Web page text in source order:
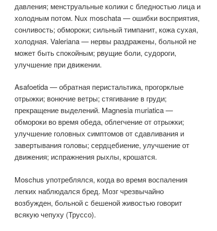
давления; менструальные колики с бледностью лица и
холодным потом. Nux moschata — ошибки восприятия,
сонливость; обмороки; сильный тимпанит, кожа сухая,
холодная. Valeriana — нервы раздражены, больной не
может быть спокойным; рвущие боли, судороги,
улучшение при движении.
Asafoetida — обратная перистальтика, прогорклые
отрыжки; вонючие ветры; стягивание в груди;
прекращение выделений. Magnesia muriatica —
обмороки во время обеда, облегчение от отрыжки;
улучшение головных симптомов от сдавливания и
завертывания головы; сердцебиение, улучшение от
движения; испражнения рыхлы, крошатся.
Moschus употреблялся, когда во время воспаления
легких наблюдался бред. Мозг чрезвычайно
возбужден, больной с бешеной живостью говорит
всякую чепуху (Труссо).